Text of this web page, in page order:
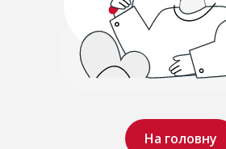
На головну